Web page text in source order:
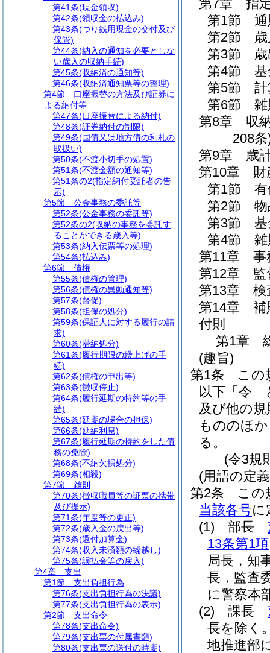
第7章
指
第1節
第2節
第3節
第4節
第5節
第6節
第8章
収
208
第9章
歳
第10章
財
第1節
第2節
第3節
第4節
第11章
事
第12章
監
第13章
検
第14章
補
付則
第1章
(趣旨)
第1条
この
以下「令
及び他の規
もののほ
る。
(令3規
(用語の定
第2条
この
当該各号に
(1)
部長
13条第1項
局長，知
長，監査
に警察本
(2)
課長
長を除く
地推進部
第41条(現金領収)
第42条(領収金の払込み)
第43条(つり銭用現金の交付及び
保管)
第44条(納入の通知を必要としな
い歳入の収納手続)
第45条(収納済の通知等)
第46条(収納済通知票等の整理)
第4節
口座振替の方法及び証券に
よる納付等
第47条(口座振替による納付)
第48条(証券納付の制限)
第49条(国債又は地方債の利札の
取扱い)
第50条(不渡小切手の処置)
第51条(不渡金額の通知等)
第51条の2(指定納付受託者の告
示)
第5節
公金事務の委託等
第52条(公金事務の委託等)
第52条の2(収納の事務を委託す
ることができる歳入等)
第53条(納入伝票等の処理)
第54条(払込み)
第6節
債権
第55条(債権の管理)
第56条(債権の異動通知等)
第57条(督促)
第58条(担保の処分)
第59条(保証人に対する履行の請
求)
第60条(滞納処分)
第61条(履行期限の繰上げの手
続)
第62条(債権の申出等)
第63条(徴収停止)
第64条(履行延期の特約等の手
続)
第65条(延期の場合の担保)
第66条(延納利息)
第67条(履行延期の特約をした債
務の免除)
第68条(不納欠損処分)
第69条(相殺)
第7節
雑則
第70条(徴収職員等の証票の携帯
及び提示)
第71条(年度等の更正)
第72条(歳入金の戻出等)
第73条(還付加算金)
第74条(収入未済額の繰越し)
第75条(誤払金等の戻入)
第4章
支出
第1節
支出負担行為
第76条(支出負担行為の決議)
第77条(支出負担行為の表示)
第2節
支出命令
第78条(支出命令)
第79条(支出票の付属書類)
第80条(支出票の送付の時期)